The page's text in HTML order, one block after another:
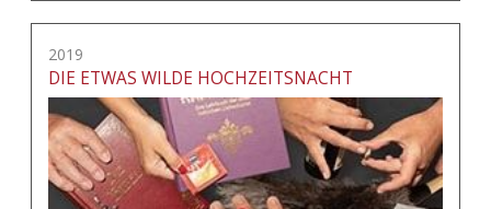
2019
DIE ETWAS WILDE HOCHZEITSNACHT